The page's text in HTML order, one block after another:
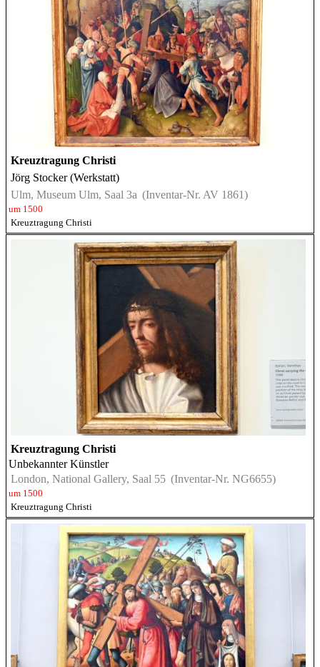
Kreuztragung Christi
Jörg Stocker (Werkstatt)
Ulm, Museum Ulm, Saal 3a (Inventar-Nr. AV 1861)
um 1500
Kreuztragung Christi
Kreuztragung Christi
Unbekannter Künstler
London, National Gallery, Saal 55 (Inventar-Nr. NG6655)
um 1500
Kreuztragung Christi